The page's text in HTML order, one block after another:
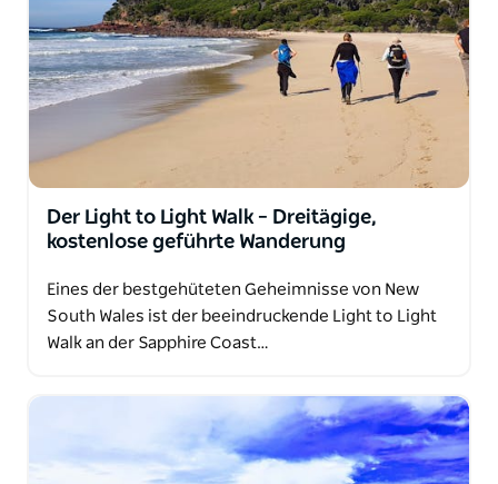
Der Light to Light Walk – Dreitägige,
kostenlose geführte Wanderung
Eines der bestgehüteten Geheimnisse von New
South Wales ist der beeindruckende Light to Light
Walk an der Sapphire Coast…